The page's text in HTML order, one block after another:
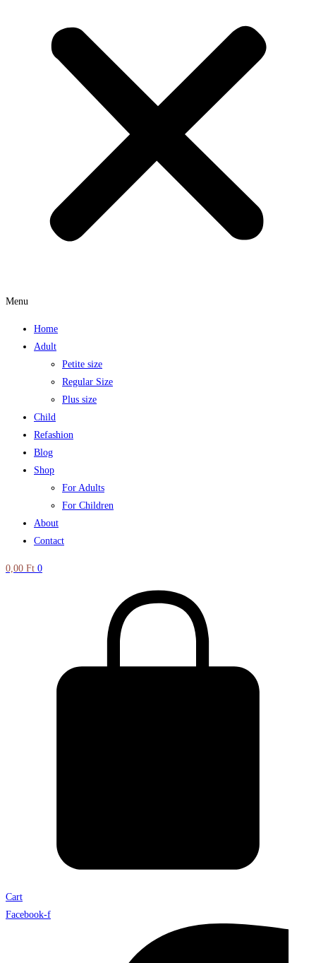
Menu
Home
Adult
Petite size
Regular Size
Plus size
Child
Refashion
Blog
Shop
For Adults
For Children
About
Contact
0,00 Ft 0
Cart
Facebook-f